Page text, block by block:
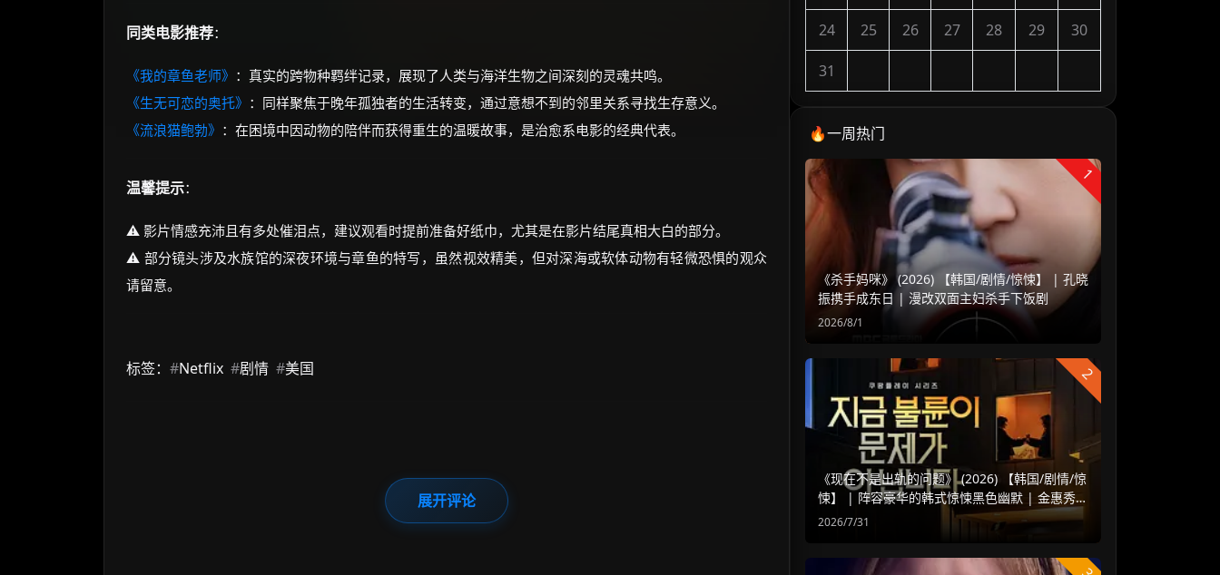
同类电影推荐：
《我的章鱼老师》 ：真实的跨物种羁绊记录，展现了人类与海洋生物之间深刻的灵魂共鸣。
《生无可恋的奥托》 ：同样聚焦于晚年孤独者的生活转变，通过意想不到的邻里关系寻找生存意义。
《流浪猫鲍勃》 ：在困境中因动物的陪伴而获得重生的温暖故事，是治愈系电影的经典代表。
温馨提示：
⚠️ 影片情感充沛且有多处催泪点，建议观看时提前准备好纸巾，尤其是在影片结尾真相大白的部分。
⚠️ 部分镜头涉及水族馆的深夜环境与章鱼的特写，虽然视效精美，但对深海或软体动物有轻微恐惧的观众
请留意。
标签： #Netflix #剧情 #美国
展开评论
24 25 26 27 28 29 30
31
🔥一周热门
1
《杀手妈咪》 (2026) 【韩国/剧情/惊悚】 | 孔晓
振携手成东日 | 漫改双面主妇杀手下饭剧
2026/8/1
2
《现在不是出轨的问题》 (2026) 【韩国/剧情/惊
悚】 | 阵容豪华的韩式惊悚黑色幽默 | 金惠秀 x
赵汝贞强强联手
2026/7/31